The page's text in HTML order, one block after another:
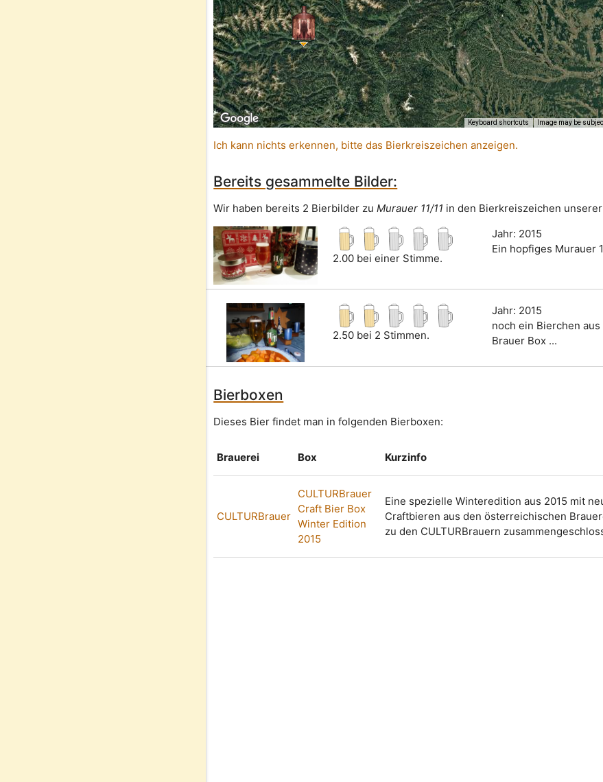
Keyboard shortcuts Image may be
Ich kann nichts erkennen, bitte das Bierkreiszeichen anzeigen.
Bereits gesammelte Bilder:
Wir haben bereits 2 Bierbilder zuMurauer 11/11 in den Bierkreiszeichen
2.00 bei einer Stimme.
Jahr: 2015
Ein hopfiges Murauer
2.50 bei 2 Stimmen.
Jahr: 2015
noch ein Bierchen
Brauer Box ...
Bierboxen
Dieses Bier findet man in folgenden Bierboxen:
Brauerei Box Kurzinfo
CULTURBrauer
CULTURBrauer
Craft Bier Box
Winter Edition
2015
Eine spezielle Winteredition aus 2015 mit
Craftbieren aus den österreichischen
zu den CULTURBrauern